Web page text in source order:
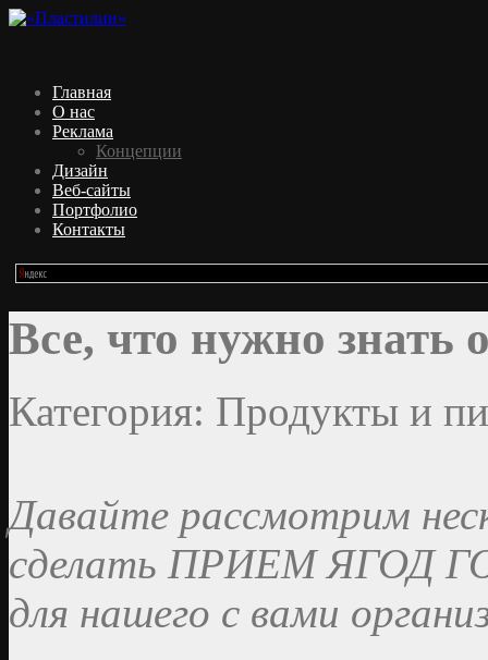
Главная
О нас
Реклама
Концепции
Дизайн
Веб-сайты
Портфолио
Контакты
Все, что нужно знать
Категория: Продукты и
Давайте рассмотрим
сделать ПРИЕМ ЯГОД
для нашего с вами